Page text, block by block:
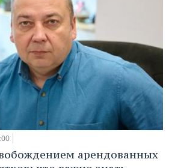
арендованных